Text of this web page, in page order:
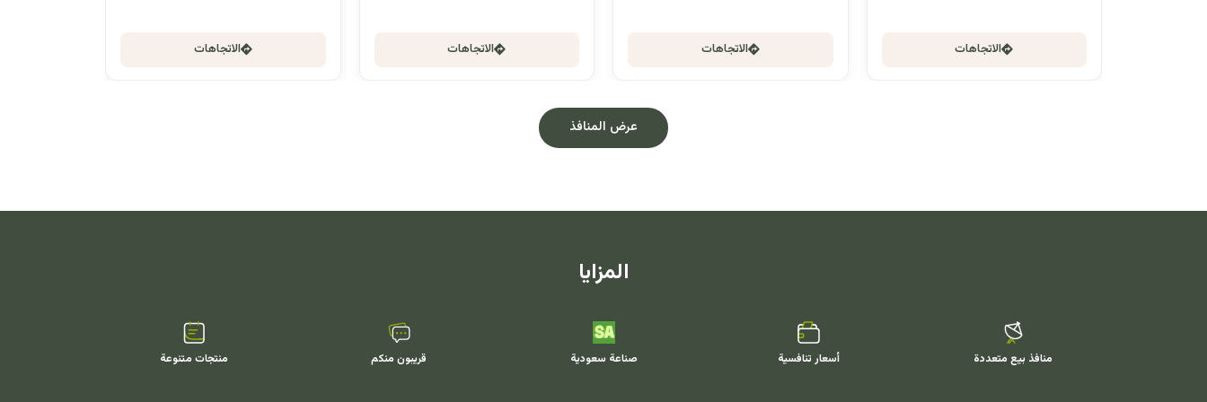
الاتجاهات الاتجاهات الاتجاهات الاتجاهات
عرض المنافذ
المزايا
منافذ بيع متعددة أسعار تنافسية صناعة سعودية قريبون منكم منتجات متنوعة